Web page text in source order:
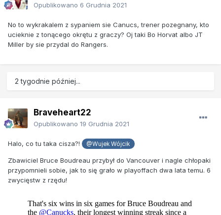
Opublikowano 6 Grudnia 2021
No to wykrakalem z sypaniem sie Canucs, trener pozegnany, kto
ucieknie z tonącego okrętu z graczy? Oj taki Bo Horvat albo JT
Miller by sie przydal do Rangers.
2 tygodnie później...
Braveheart22
Opublikowano 19 Grudnia 2021
Halo, co tu taka cisza?! @Wujek Wójcik
Zbawiciel Bruce Boudreau przybył do Vancouver i nagle chłopaki
przypomnieli sobie, jak to się grało w playoffach dwa lata temu. 6
zwycięstw z rzędu!